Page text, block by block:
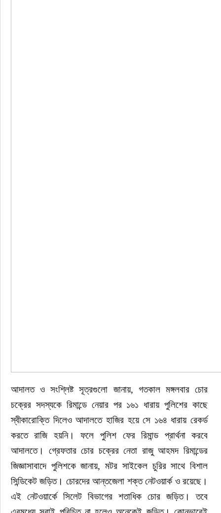
আদালত ও সংশ্লিষ্ট সূত্রগুলো জানায়, গতকাল মঙ্গলবার চোর
চক্রের সদস্যকে রিমান্ডে নেয়ার পর ১৬১ ধারায় পুলিশের কাছে
স্বীকারোক্তি দিলেও আদালতে হাজির হয়ে সে ১৬৪ ধারায় রেকর্ড
করতে রাজি হয়নি। ফলে পুলিশ ফের রিমান্ড প্রার্থনা করবে
আদালতে। গ্রেফতার চোর চক্রের নেতা রাজু আহমদ রিমান্ডের
জিজ্ঞাসাবাদে পুলিশকে জানায়, মটর সাইকেল চুরির সাথে বিশাল
সিন্ডিকেট জড়িত। চোরদের আন্তজেলা শক্ত নেটওয়ার্ক ও রয়েছে।
এই নেটওয়ার্কে সিলেট বিভাগের শতাধিক চোর জড়িত। তবে